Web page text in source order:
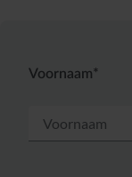
Voornaam*